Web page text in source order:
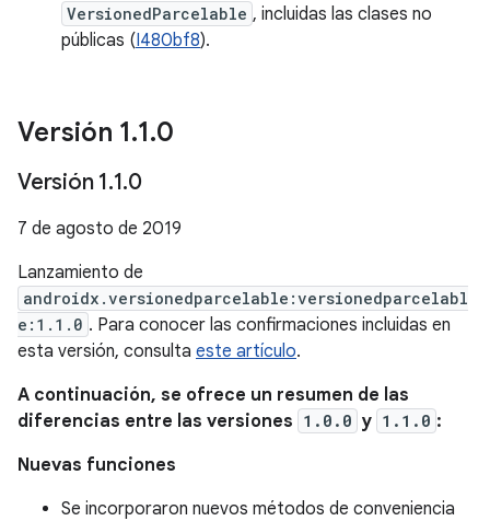
VersionedParcelable , incluidas las clases no
públicas (I480bf8).
Versión 1.1.0
Versión 1.1.0
7 de agosto de 2019
Lanzamiento de
androidx.versionedparcelable:versionedparcelabl
e:1.1.0 . Para conocer las confirmaciones incluidas en
esta versión, consulta este artículo.
A continuación, se ofrece un resumen de las
diferencias entre las versiones 1.0.0 y 1.1.0 :
Nuevas funciones
Se incorporaron nuevos métodos de conveniencia